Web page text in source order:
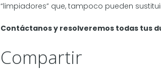
“limpiadores” que, tampoco pueden
Contáctanos y resolveremos todas tus
Compartir